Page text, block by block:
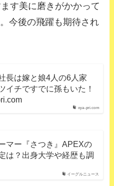
す美に磨きがかかって
今後の飛躍も期待され
oya-pri.com
長は嫁と娘4人の6人家
イチですでに孫もいた！
イーグルニュース
マー『さつき』APEXの
は？出身大学や経歴も調